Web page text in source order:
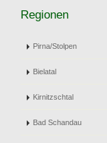
Regionen
Pirna/Stolpen
Bielatal
Kirnitzschtal
Bad Schandau